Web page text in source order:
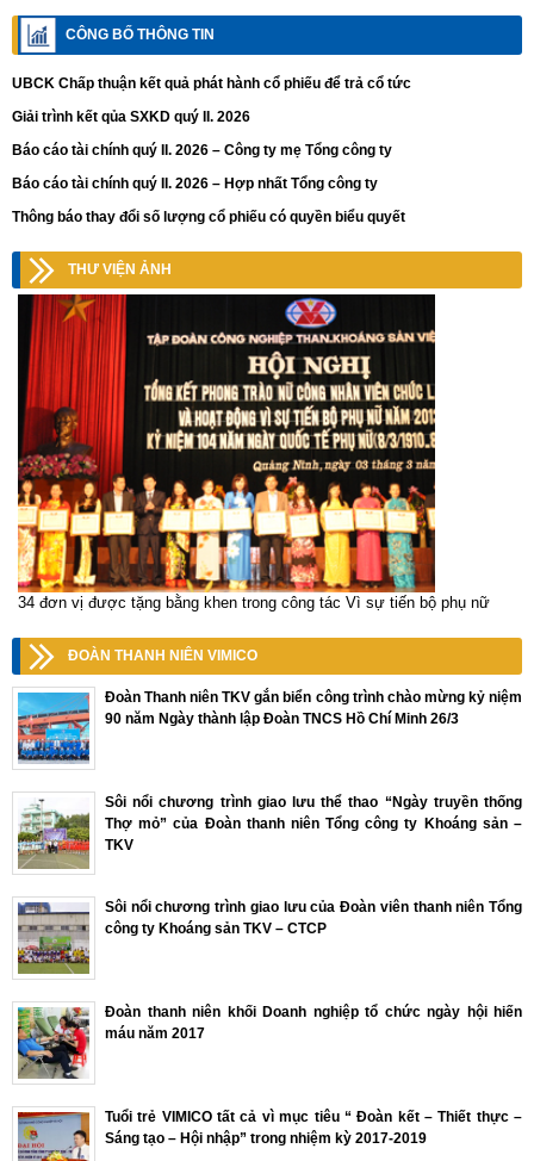
CÔNG BỐ THÔNG TIN
UBCK Chấp thuận kết quả phát hành cổ phiếu để trả cổ tức
Giải trình kết qủa SXKD quý II. 2026
Báo cáo tài chính quý II. 2026 – Công ty mẹ Tổng công ty
Báo cáo tài chính quý II. 2026 – Hợp nhất Tổng công ty
Thông báo thay đổi số lượng cổ phiếu có quyền biểu quyết
THƯ VIỆN ẢNH
34 đơn vị được tặng bằng khen trong công tác Vì sự tiến bộ phụ nữ
ĐOÀN THANH NIÊN VIMICO
Đoàn Thanh niên TKV gắn biển công trình chào mừng kỷ niệm
90 năm Ngày thành lập Đoàn TNCS Hồ Chí Minh 26/3
Sôi nổi chương trình giao lưu thể thao “Ngày truyền thống
Thợ mỏ” của Đoàn thanh niên Tổng công ty Khoáng sản –
TKV
Sôi nổi chương trình giao lưu của Đoàn viên thanh niên Tổng
công ty Khoáng sản TKV – CTCP
Đoàn thanh niên khối Doanh nghiệp tổ chức ngày hội hiến
máu năm 2017
Tuổi trẻ VIMICO tất cả vì mục tiêu “ Đoàn kết – Thiết thực –
Sáng tạo – Hội nhập” trong nhiệm kỳ 2017-2019